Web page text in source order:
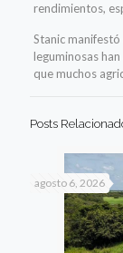
rendimientos,
Stanic
leguminosas
que muchos
Posts
agosto 6, 2026